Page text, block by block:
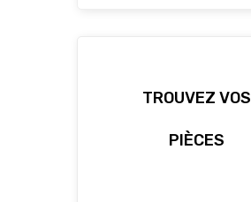
TROUVEZ VOS
PIÈCES